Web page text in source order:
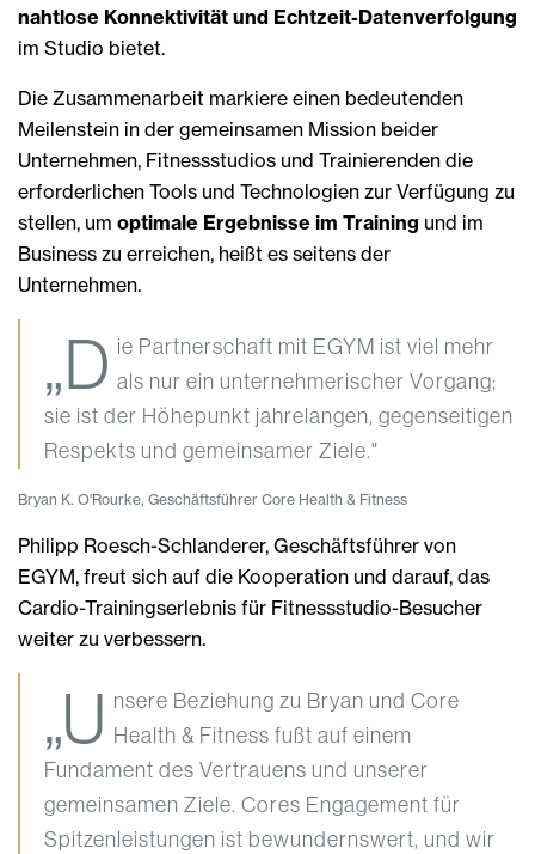
nahtlose Konnektivität und Echtzeit-Datenverfolgung
im Studio bietet.
Die Zusammenarbeit markiere einen bedeutenden
Meilenstein in der gemeinsamen Mission beider
Unternehmen, Fitnessstudios und Trainierenden die
erforderlichen Tools und Technologien zur Verfügung zu
stellen, um optimale Ergebnisse im Training und im
Business zu erreichen, heißt es seitens der
Unternehmen.
„D ie Partnerschaft mit EGYM ist viel mehr
als nur ein unternehmerischer Vorgang;
sie ist der Höhepunkt jahrelangen, gegenseitigen
Respekts und gemeinsamer Ziele."
Bryan K. O'Rourke, Geschäftsführer Core Health & Fitness
Philipp Roesch-Schlanderer, Geschäftsführer von
EGYM, freut sich auf die Kooperation und darauf, das
Cardio-Trainingserlebnis für Fitnessstudio-Besucher
weiter zu verbessern.
„U nsere Beziehung zu Bryan und Core
Health & Fitness fußt auf einem
Fundament des Vertrauens und unserer
gemeinsamen Ziele. Cores Engagement für
Spitzenleistungen ist bewundernswert, und wir